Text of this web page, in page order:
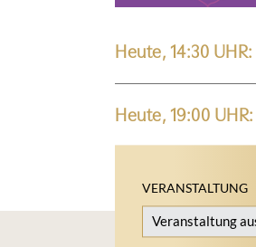
Heute, 14:30 UHR:
Heute, 19:00 UHR:
VERANSTALTUNG